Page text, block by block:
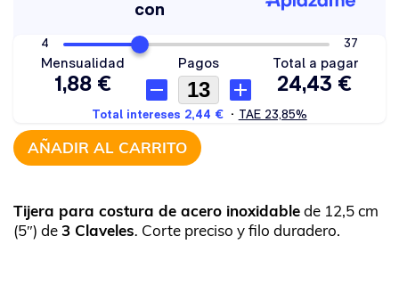
AÑADIR AL CARRITO
Tijera para costura de acero inoxidablede 12,5 cm
(5″) de3 Claveles. Corte preciso y filo duradero.